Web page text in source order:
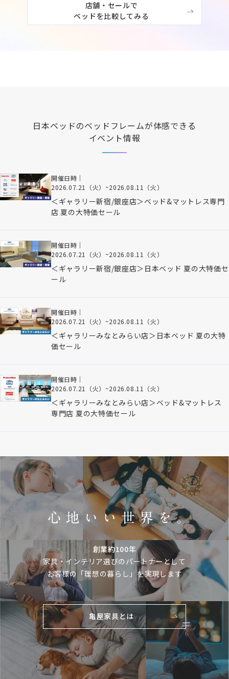
店舗・セールで
ベッドを比較してみる
日本ベッドのベッドフレームが体感できる
イベント情報
開催日時｜
2026.07.21（火） ~2026.08.11（火）
＜ギャラリー新宿/銀座店＞ベッド&マットレス専門
店 夏の大特価セール
開催日時｜
2026.07.21（火） ~2026.08.11（火）
＜ギャラリー新宿/銀座店＞日本ベッド 夏の大特価セ
ール
開催日時｜
2026.07.21（火） ~2026.08.11（火）
＜ギャラリーみなとみらい店＞日本ベッド 夏の大特
価セール
開催日時｜
2026.07.21（火） ~2026.08.11（火）
＜ギャラリーみなとみらい店＞ベッド&マットレス
専門店 夏の大特価セール
創業約100年
家具・インテリア選びのパートナーとして
お客様の「理想の暮らし」を実現します
亀屋家具とは